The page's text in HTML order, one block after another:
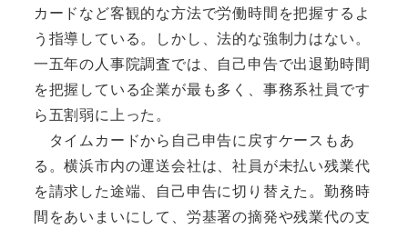
カードなど客観的な方法で労働時間を把握するよ
う指導している。しかし、法的な強制力はない。
一五年の人事院調査では、自己申告で出退勤時間
を把握している企業が最も多く、事務系社員です
ら五割弱に上った。
タイムカードから自己申告に戻すケースもあ
る。横浜市内の運送会社は、社員が未払い残業代
を請求した途端、自己申告に切り替えた。勤務時
間をあいまいにして、労基署の摘発や残業代の支